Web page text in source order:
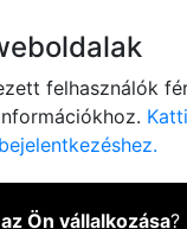
felhasználók
bejelentkezéshez.
Ön vállalkozása?